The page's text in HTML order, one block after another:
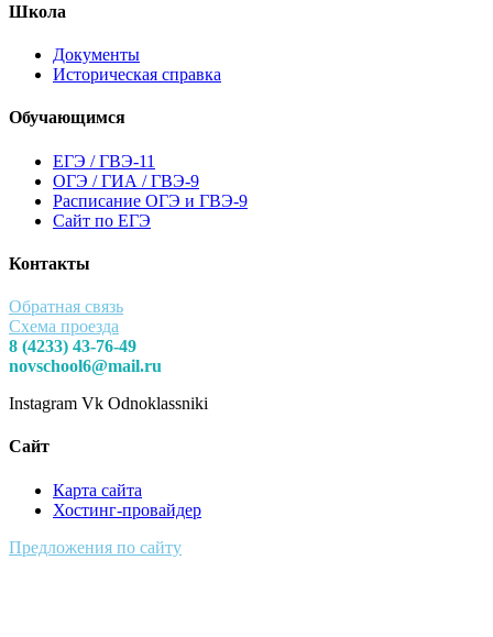
Школа
Документы
Историческая справка
Обучающимся
ЕГЭ / ГВЭ-11
ОГЭ / ГИА / ГВЭ-9
Расписание ОГЭ и ГВЭ-9
Сайт по ЕГЭ
Контакты
Обратная связь
Схема проезда
8 (4233) 43-76-49
novschool6@mail.ru
Instagram Vk Odnoklassniki
Сайт
Карта сайта
Хостинг-провайдер
Предложения по сайту